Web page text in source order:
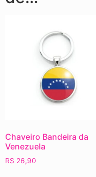
Chaveiro Bandeira da
Venezuela
R$ 26,90